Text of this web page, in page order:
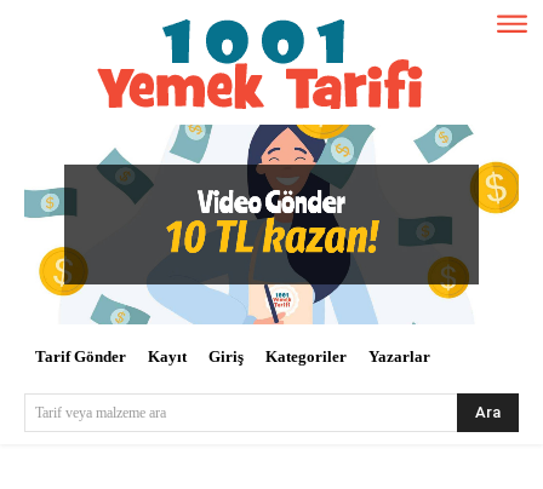
Tarif Gönder Kayıt Giriş Kategoriler Yazarlar
Tarif veya malzeme ara Ara